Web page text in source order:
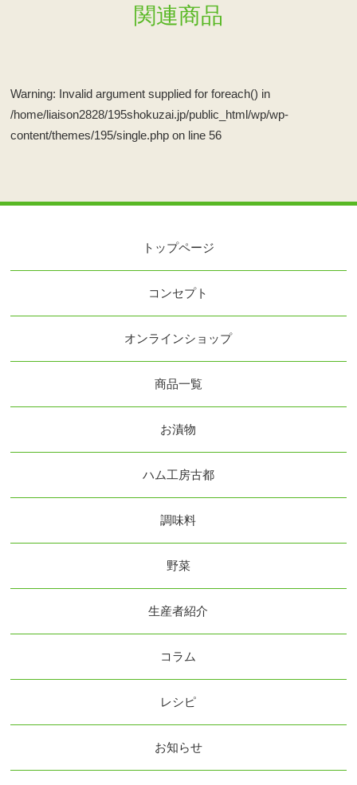
関連商品
Warning: Invalid argument supplied for foreach() in
/home/liaison2828/195shokuzai.jp/public_html/wp/wp-
content/themes/195/single.php on line56
トップページ
コンセプト
オンラインショップ
商品一覧
お漬物
ハム工房古都
調味料
野菜
生産者紹介
コラム
レシピ
お知らせ